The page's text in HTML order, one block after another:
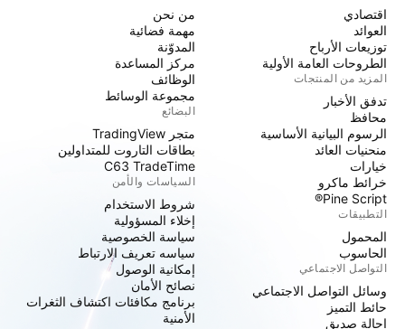
اقتصادي
العوائد
توزيعات الأرباح
الطروحات العامة الأولية
المزيد من المنتجات
تدفق الأخبار
محافظ
الرسوم البيانية الأساسية
منحنيات العائد
خيارات
خرائط ماكرو
Pine Script®
التطبيقات
المحمول
الحاسوب
التواصل الاجتماعي
وسائل التواصل الاجتماعي
حائط التميز
إحالة صديق
من نحن
مهمة فضائية
المدوّنة
مركز المساعدة
الوظائف
مجموعة الوسائط
البضائع
متجر TradingView
بطاقات التاروت للمتداولين
C63 TradeTime
السياسات والأمن
شروط الاستخدام
إخلاء المسؤولية
سياسة الخصوصية
سياسه تعريف الارتباط
إمكانية الوصول
نصائح الأمان
برنامج مكافئات اكتشاف الثغرات
الأمنية